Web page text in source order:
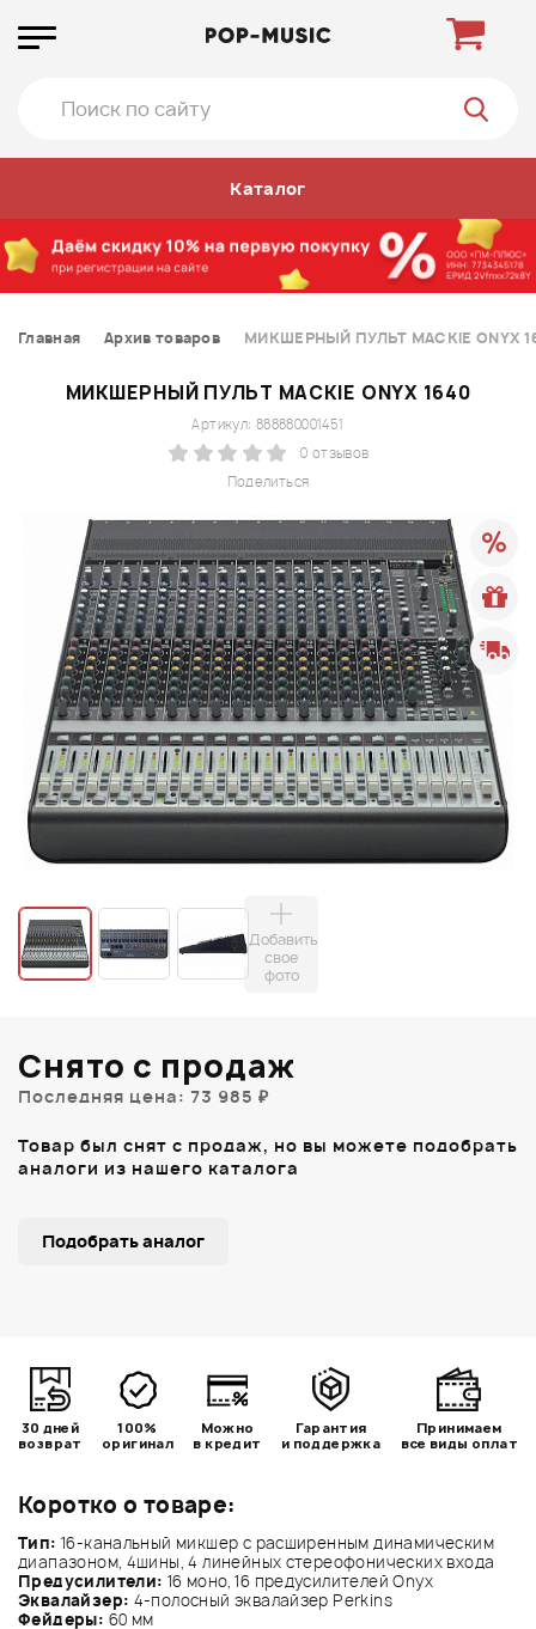
Каталог
Главная Архив товаров МИКШЕРНЫЙ ПУЛЬТ MACKIE ONYX
МИКШЕРНЫЙ ПУЛЬТ MACKIE ONYX 1640
Поделиться
Артикул: 888880001451
0 отзывов
Добавить
свое
фото
Коротко о товаре:
Тип: 16-канальный микшер с расширенным динамическим
диапазоном, 4шины, 4 линейных стереофонических входа
Предусилители: 16 моно, 16 предусилителей Onyx
Эквалайзер: 4-полосный эквалайзер Perkins
Фейдеры: 60 мм
Снято с продаж
Последняя цена: 73 985 ₽
Товар был снят с продаж, но вы можете подобрать
аналоги из нашего каталога
Подобрать аналог
30 дней
возврат
100%
оригинал
Можно
в кредит
Гарантия
и поддержка
Принимаем
все виды оплат